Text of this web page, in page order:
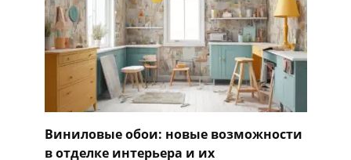
Виниловые обои: новые возможности
в отделке интерьера и их